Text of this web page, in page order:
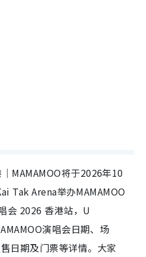
MAMAMOO将于2026年10
Tak Arena举办MAMAMOO
会 2026 香港站，U
演唱会日期、场
日期及门票等详情。大家